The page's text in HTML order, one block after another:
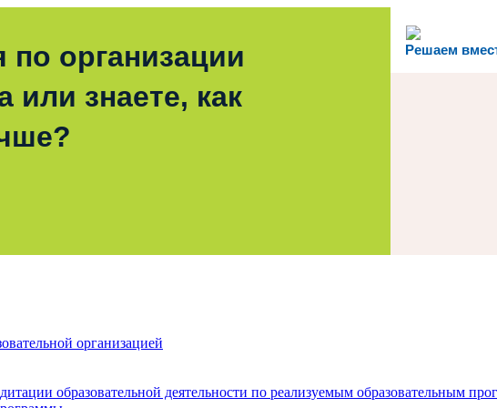
Решаем
организации
или знаете, как
организацией
образовательной деятельности по реализуемым образовательным